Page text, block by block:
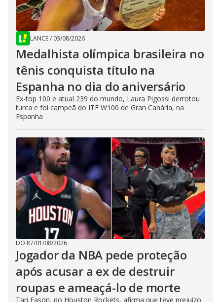
LANCE/ 03/08/2026
Medalhista olímpica brasileira no
tênis conquista título na
Espanha no dia do aniversário
Ex-top 100 e atual 239 do mundo, Laura Pigossi derrotou
turca e foi campeã do ITF W100 de Gran Canária, na
Espanha
DO R7/01/08/2026
Jogador da NBA pede proteção
após acusar a ex de destruir
roupas e ameaçá-lo de morte
Tari Eason, do Houston Rockets, afirma que teve prejuízo